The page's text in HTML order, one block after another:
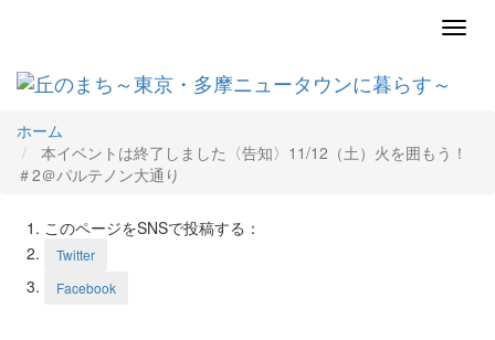
ホーム
本イベントは終了しました〈告知〉11/12（土）火を囲もう！
＃2＠パルテノン大通り
このページをSNSで投稿する：
Twitter
Facebook